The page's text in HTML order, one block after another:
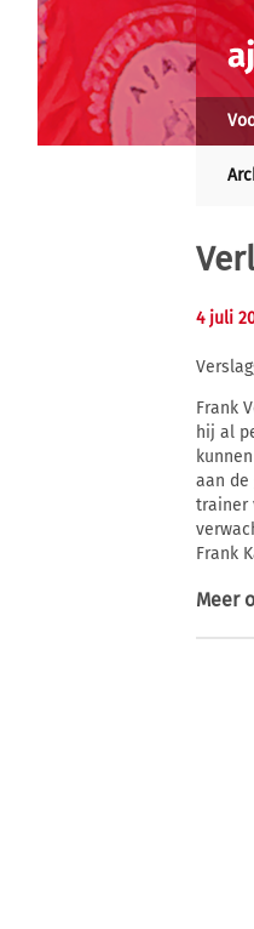
4 juli
Frank
hij al
aan de
trainer
Frank
Meer